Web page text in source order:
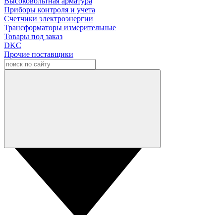
Приборы контроля и учета
Счетчики электроэнергии
Трансформаторы измерительные
Товары под заказ
DKC
Прочие поставщики